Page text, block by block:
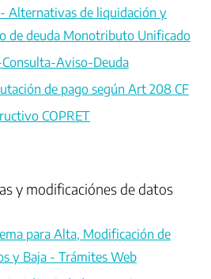
- Alternativas de liquidación y
de deuda Monotributo Unificado
Consulta-Aviso-Deuda
de pago según Art 208 CF
COPRET
y modificaciónes de datos
para Alta, Modificación de
y Baja - Trámites Web